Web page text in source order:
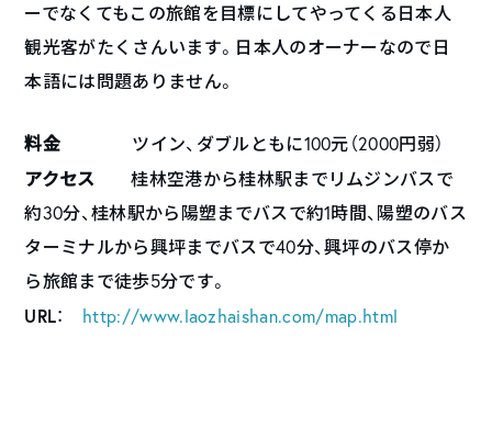
ーでなくてもこの旅館を目標にしてやってくる日本人
観光客がたくさんいます。日本人のオーナーなので日
本語には問題ありません。
料金 ツイン、ダブルともに100元（2000円弱）
アクセス 桂林空港から桂林駅までリムジンバスで
約30分、桂林駅から陽塑までバスで約1時間、陽塑のバス
ターミナルから興坪までバスで40分、興坪のバス停か
ら旅館まで徒歩5分です。
URL： http://www.laozhaishan.com/map.html